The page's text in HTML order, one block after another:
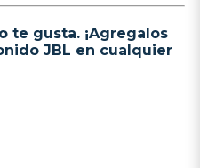
te gusta. ¡Agregalos
JBL en cualquier